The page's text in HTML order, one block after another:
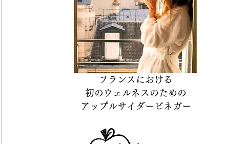
フランスにおける
初のウェルネスのための
アップルサイダービネガー